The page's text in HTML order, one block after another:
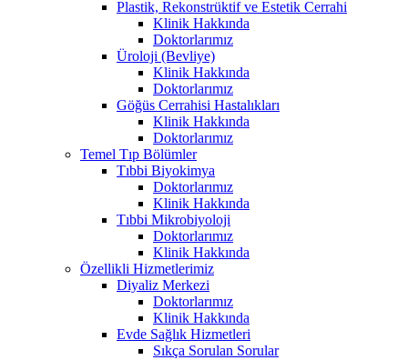
Plastik, Rekonstrüktif ve Estetik Cerrahi
Klinik Hakkında
Doktorlarımız
Üroloji (Bevliye)
Klinik Hakkında
Doktorlarımız
Göğüs Cerrahisi Hastalıkları
Klinik Hakkında
Doktorlarımız
Temel Tıp Bölümler
Tıbbi Biyokimya
Doktorlarımız
Klinik Hakkında
Tıbbi Mikrobiyoloji
Doktorlarımız
Klinik Hakkında
Özellikli Hizmetlerimiz
Diyaliz Merkezi
Doktorlarımız
Klinik Hakkında
Evde Sağlık Hizmetleri
Sıkça Sorulan Sorular